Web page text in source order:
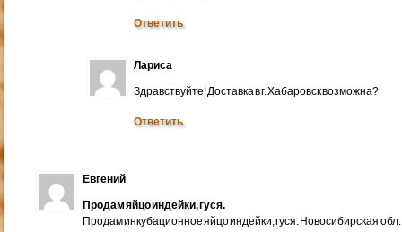
Ответить
Лариса
Здравствуйте! Доставка в г. Хабаровск возможна?
Ответить
Евгений
Продам яйцо индейки, гуся.
Продам инкубационное яйцо индейки, гуся. Новосибирская